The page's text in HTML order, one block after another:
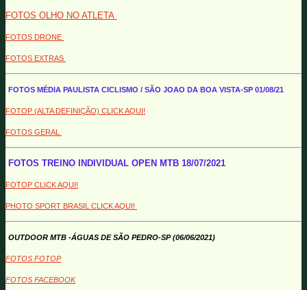
FOTOS OLHO NO ATLETA
FOTOS DRONE
FOTOS EXTRAS
FOTOS MÉDIA PAULISTA CICLISMO / SÃO JOAO DA BOA VISTA-SP 01/08/21
FOTOP (ALTA DEFINIÇÃO) CLICK AQUI!
FOTOS GERAL
FOTOS TREINO INDIVIDUAL OPEN MTB 18/07/2021
FOTOP CLICK AQUI!
PHOTO SPORT BRASIL CLICK AQUI!
OUTDOOR MTB -ÁGUAS DE SÃO PEDRO-SP (06/06/2021)
FOTOS FOTOP
FOTOS FACEBOOK